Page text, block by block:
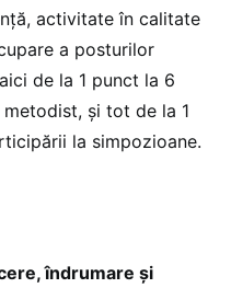
activitate în calitate
a posturilor
de la 1 punct la 6
și tot de la 1
la simpozioane.
îndrumare și